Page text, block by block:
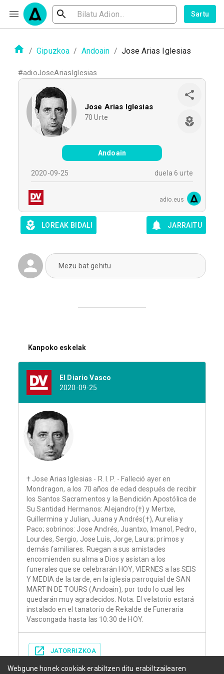
Sartu
/ Gipuzkoa / Andoain / Jose Arias Iglesias
#adioJoseAriasIglesias
Jose Arias Iglesias
70 Urte
Andoain
2020-09-25 duela 6 urte
adio.eus
LOREAK BIDALI JARRAITU
Mezu bat gehitu
Kanpoko eskelak
El Diario Vasco
2020-09-25
† Jose Arias Iglesias - R. I. P. - Falleció ayer en
Mondragon, a los 70 años de edad después de recibir
los Santos Sacramentos y la Bendición Apostólica de
Su Santidad Hermanos: Alejandro(†) y Mertxe,
Guillermina y Julian, Juana y Andrés(†), Aurelia y
Paco; sobrinos: Jose Andrés, Juantxo, Imanol, Pedro,
Lourdes, Sergio, Jose Luis, Jorge, Laura; primos y
demás familiares. Ruegan a sus amistades
encomienden su alma a Dios y asistan a los
funerales que se celebrarán HOY, VIERNES a las SEIS
Y MEDIA de la tarde, en la iglesia parroquial de SAN
MARTIN DE TOURS (Andoain), por todo lo cual les
quedarán muy agradecidos. Nota: El velatorio estará
instalado en el tanatorio de Rekalde de Funeraria
Vascongada hasta las 10:30 de HOY.
JATORRIZKOA
Webgune honek cookiak erabiltzen ditu erabiltzailearen